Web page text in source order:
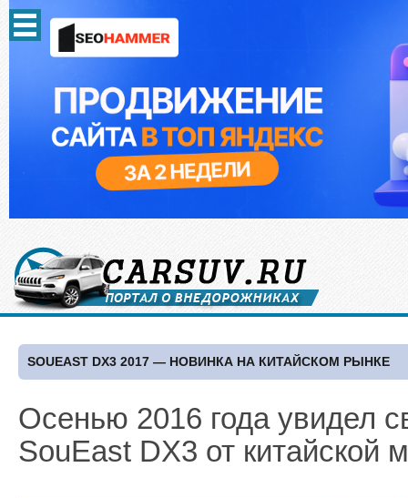
SOUEAST DX3 2017 — НОВИНКА НА КИТАЙСКОМ РЫНКЕ
Осенью 2016 года увидел
SouEast DX3 от китайской